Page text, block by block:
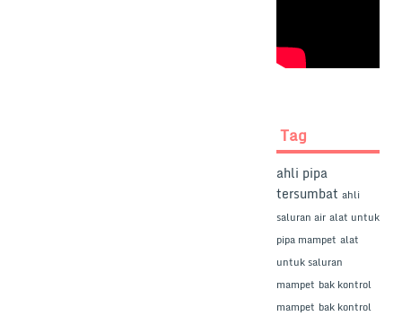
Tag
ahli pipa
tersumbat ahli
saluran air alat untuk
pipa mampet alat
untuk saluran
mampet bak kontrol
mampet bak kontrol